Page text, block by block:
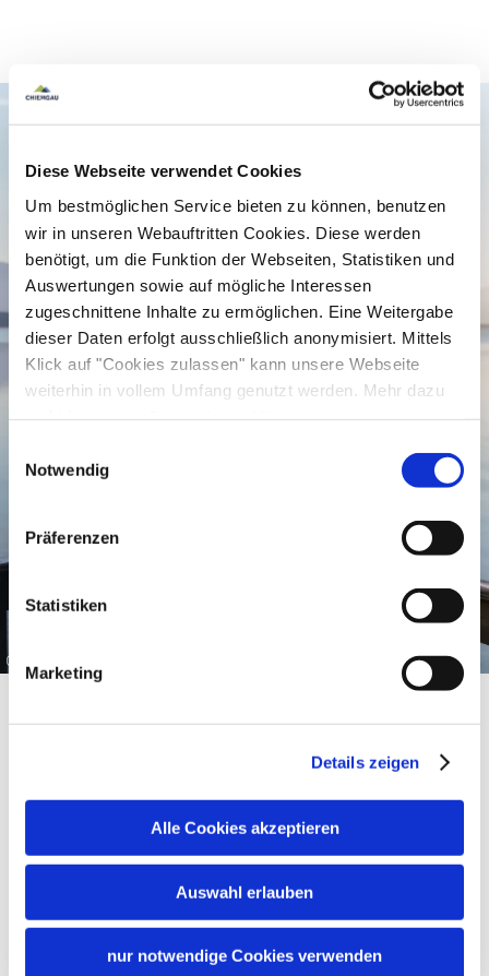
Diese Webseite verwendet Cookies
Um bestmöglichen Service bieten zu können, benutzen
wir in unseren Webauftritten Cookies. Diese werden
benötigt, um die Funktion der Webseiten, Statistiken und
Auswertungen sowie auf mögliche Interessen
zugeschnittene Inhalte zu ermöglichen. Eine Weitergabe
dieser Daten erfolgt ausschließlich anonymisiert. Mittels
Klick auf "Cookies zulassen" kann unsere Webseite
weiterhin in vollem Umfang genutzt werden. Mehr dazu
steht in unserer Datenschutzerklärung.
gelistet.
Notwendig
Präferenzen
Statistiken
Marketing
Details zeigen
Alle Cookies akzeptieren
Auswahl erlauben
nur notwendige Cookies verwenden
©
Der Seeadler hat die vielen
Kormorane vertrieben
Zurück zum Seeadler. Dirk vermutet, dass die
Kormoran-Kolonie, die sich einige